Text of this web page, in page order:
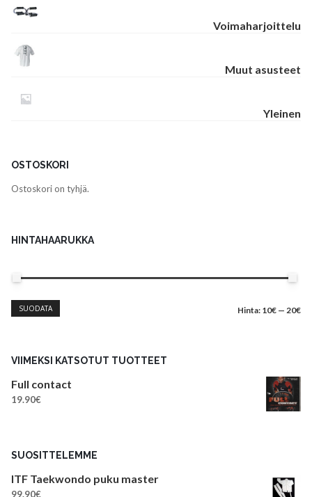
Voimaharjoittelu
Muut asusteet
Yleinen
OSTOSKORI
Ostoskori on tyhjä.
HINTAHAARUKKA
Minimihinta
Maksimihinta
SUODATA Hinta: 10€ — 20€
VIIMEKSI KATSOTUT TUOTTEET
Full contact
19.90€
SUOSITTELEMME
ITF Taekwondo puku master
99.90€